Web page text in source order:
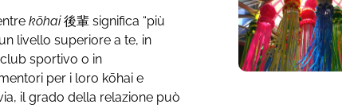
kōhai 後輩 significa “più
livello superiore a te, in
sportivo o in
per i loro kōhai e
il grado della relazione può